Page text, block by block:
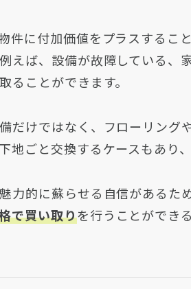
件に付加価値をプラスするこ
えば、設備が故障している、
ることができます。
だけではなく、フローリング
地ごと交換するケースもあり
力的に蘇らせる自信があるた
で買い取りを行うことができ